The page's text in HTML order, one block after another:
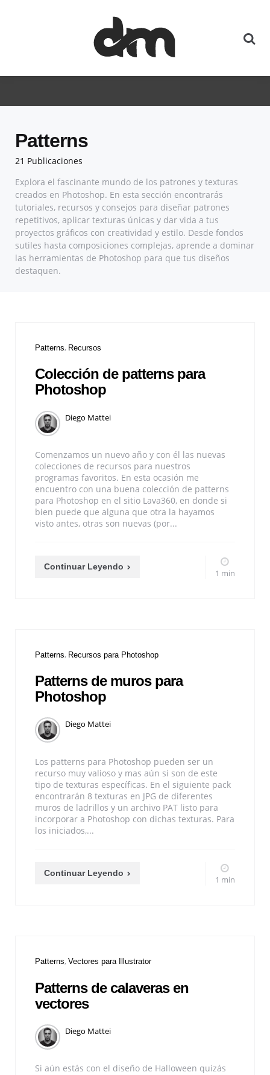
21 Publicaciones
Patterns
Explora el fascinante mundo de los patrones y texturas
creados en Photoshop. En esta sección encontrarás
tutoriales, recursos y consejos para diseñar patrones
repetitivos, aplicar texturas únicas y dar vida a tus
proyectos gráficos con creatividad y estilo. Desde fondos
sutiles hasta composiciones complejas, aprende a dominar
las herramientas de Photoshop para que tus diseños
destaquen.
Patterns Recursos
Colección de patterns para
Photoshop
Diego Mattei
Comenzamos un nuevo año y con él las nuevas
colecciones de recursos para nuestros
programas favoritos. En esta ocasión me
encuentro con una buena colección de patterns
para Photoshop en el sitio Lava360, en donde si
bien puede que alguna que otra la hayamos
visto antes, otras son nuevas (por...
Continuar Leyendo
1 min
Patterns Recursos para Photoshop
Patterns de muros para
Photoshop
Diego Mattei
Los patterns para Photoshop pueden ser un
recurso muy valioso y mas aún si son de este
tipo de texturas específicas. En el siguiente pack
encontrarán 8 texturas en JPG de diferentes
muros de ladrillos y un archivo PAT listo para
incorporar a Photoshop con dichas texturas. Para
los iniciados,...
Continuar Leyendo
1 min
Patterns Vectores para Illustrator
Patterns de calaveras en
vectores
Diego Mattei
Si aún estás con el diseño de Halloween quizás